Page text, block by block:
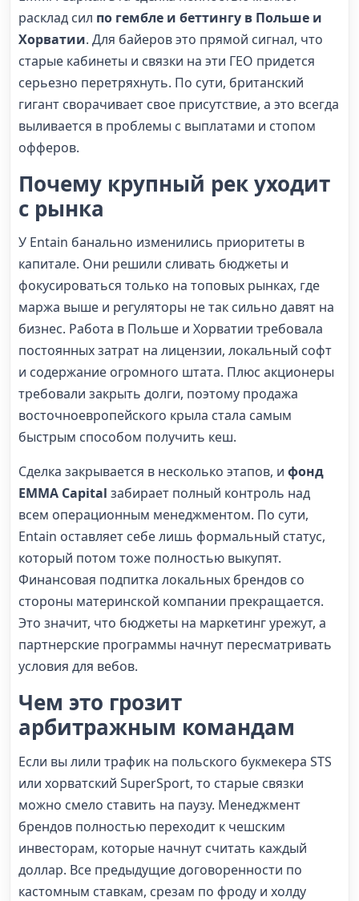
расклад сил по гембле и беттингу в Польше и
Хорватии. Для байеров это прямой сигнал, что
старые кабинеты и связки на эти ГЕО придется
серьезно перетряхнуть. По сути, британский
гигант сворачивает свое присутствие, а это всегда
выливается в проблемы с выплатами и стопом
офферов.
Почему крупный рек уходит
с рынка
У Entain банально изменились приоритеты в
капитале. Они решили сливать бюджеты и
фокусироваться только на топовых рынках, где
маржа выше и регуляторы не так сильно давят на
бизнес. Работа в Польше и Хорватии требовала
постоянных затрат на лицензии, локальный софт
и содержание огромного штата. Плюс акционеры
требовали закрыть долги, поэтому продажа
восточноевропейского крыла стала самым
быстрым способом получить кеш.
Сделка закрывается в несколько этапов, и фонд
EMMA Capital забирает полный контроль над
всем операционным менеджментом. По сути,
Entain оставляет себе лишь формальный статус,
который потом тоже полностью выкупят.
Финансовая подпитка локальных брендов со
стороны материнской компании прекращается.
Это значит, что бюджеты на маркетинг урежут, а
партнерские программы начнут пересматривать
условия для вебов.
Чем это грозит
арбитражным командам
Если вы лили трафик на польского букмекера STS
или хорватский SuperSport, то старые связки
можно смело ставить на паузу. Менеджмент
брендов полностью переходит к чешским
инвесторам, которые начнут считать каждый
доллар. Все предыдущие договоренности по
кастомным ставкам, срезам по фроду и холду